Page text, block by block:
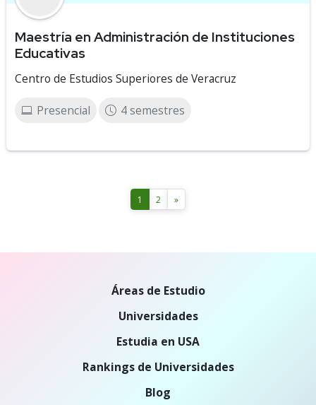
Maestría en Administración de Instituciones
Educativas
Centro de Estudios Superiores de Veracruz
Presencial 4 semestres
1 2 »
Áreas de Estudio
Universidades
Estudia en USA
Rankings de Universidades
Blog